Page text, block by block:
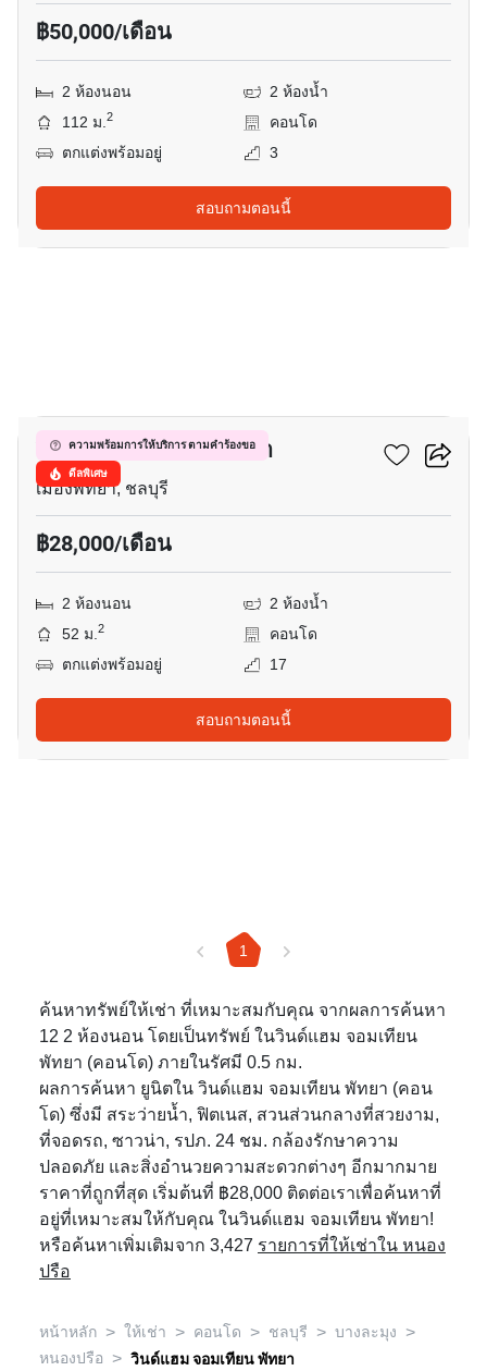
฿50,000/เดือน
2 ห้องนอน
2 ห้องน้ำ
112 ม.2
คอนโด
ตกแต่งพร้อมอยู่
3
สอบถามตอนนี้
ความพร้อมการให้บริการ ตามคำร้องขอ
ดีลพิเศษ
วินด์แฮม จอมเทียน พัทยา
เมืองพัทยา, ชลบุรี
฿28,000/เดือน
2 ห้องนอน
2 ห้องน้ำ
52 ม.2
คอนโด
ตกแต่งพร้อมอยู่
17
สอบถามตอนนี้
1
ค้นหาทรัพย์ให้เช่า ที่เหมาะสมกับคุณ จากผลการค้นหา
12 2 ห้องนอน โดยเป็นทรัพย์ ในวินด์แฮม จอมเทียน
พัทยา (คอนโด) ภายในรัศมี 0.5 กม.
ผลการค้นหา ยูนิตใน วินด์แฮม จอมเทียน พัทยา (คอน
โด) ซึ่งมี สระว่ายน้ำ, ฟิตเนส, สวนส่วนกลางที่สวยงาม,
ที่จอดรถ, ซาวน่า, รปภ. 24 ชม. กล้องรักษาความ
ปลอดภัย และสิ่งอำนวยความสะดวกต่างๆ อีกมากมาย
ราคาที่ถูกที่สุด เริ่มต้นที่ ฿28,000 ติดต่อเราเพื่อค้นหาที่
อยู่ที่เหมาะสมให้กับคุณ ในวินด์แฮม จอมเทียน พัทยา!
หรือค้นหาเพิ่มเติมจาก 3,427 รายการที่ให้เช่าใน หนอง
ปรือ
หน้าหลัก > ให้เช่า > คอนโด > ชลบุรี > บางละมุง >
หนองปรือ > วินด์แฮม จอมเทียน พัทยา